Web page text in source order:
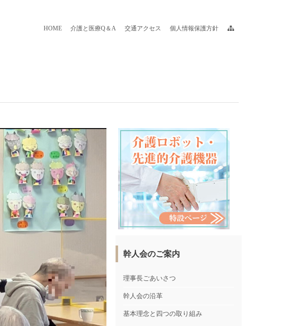
HOME 介護と医療Q＆A 交通アクセス 個人情報保護方針
幹人会のご案内
理事長ごあいさつ
幹人会の沿革
基本理念と四つの取り組み